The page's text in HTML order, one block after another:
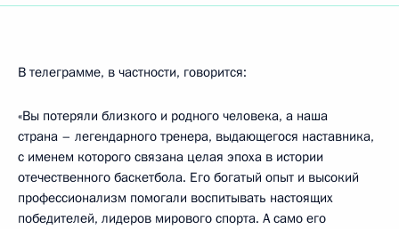
В телеграмме, в частности, говорится:
«Вы потеряли близкого и родного человека, а наша
страна – легендарного тренера, выдающегося наставника,
с именем которого связана целая эпоха в истории
отечественного баскетбола. Его богатый опыт и высокий
профессионализм помогали воспитывать настоящих
победителей, лидеров мирового спорта. А само его